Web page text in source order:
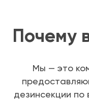
Почему
Мы — это
дезинсекции по